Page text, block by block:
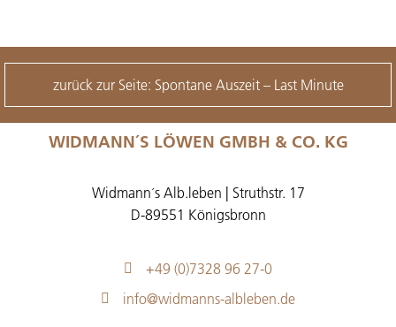
zurück zur Seite: Spontane Auszeit – Last Minute
WIDMANN´S LÖWEN GMBH & CO. KG
Widmann´s Alb.leben | Struthstr. 17
D-89551 Königsbronn
+49 (0)7328 96 27-0
info@widmanns-albleben.de